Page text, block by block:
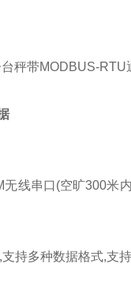
无线串口(空旷300米内
,支持多种数据格式,支